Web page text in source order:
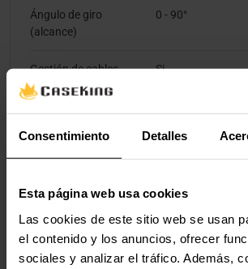
Consentimiento Detalles
Esta página web usa cookies
Las cookies de este sitio web se usan
el contenido y los anuncios, ofrecer
sociales y analizar el tráfico. Además,
Ángulo de giro
(alcance)
0 - 90°
Gestión de cables Si
Color del producto Blanco
Material de la carcasa Plástico, Acero
Detalles técnicos